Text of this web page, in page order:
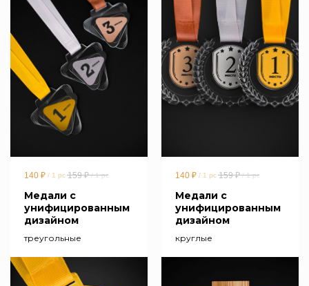
140 ₽ / 1 pc 159 ₽ / 1 pc
Медали с
унифицированным
дизайном
треугольные
140 ₽ / 1 pc 159 ₽ / 1 pc
Медали с
унифицированным
дизайном
круглые